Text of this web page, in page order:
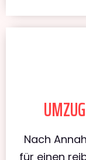
Nach
für einen